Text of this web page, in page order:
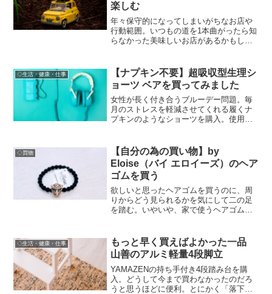
楽しむ
年々保守的になってしまいがちなお店や
行動範囲。いつもの道を1本曲がったら知
らなかった美味しいお店があるかもしれ
う話。
◇生活・健康・仕事
【ナプキン不要】超吸収型生理シ
ョーツ ベアを買ってみました
女性が長く付き合うブルーデー問題。毎
月のストレスを軽減させてくれる履くナ
プキンのようなショーツを購入。使用感
◇買物
【自分の為の買い物】by
Eloise（バイ エロイーズ）のヘア
ゴムを買う
欲しいと思ったヘアゴムを買うのに、周
りからどう見られるかを気にして二の足
を踏む。いやいや、家で使うヘアゴムく
った話。
◇生活・健康・仕事
もっと早く買えばよかった一品
山善のアルミ軽量4段脚立
YAMAZENの持ち手付き4段踏み台を購
入。どうして今まで買わなかったのだろ
うと思うほどに便利。とにかく「落下・